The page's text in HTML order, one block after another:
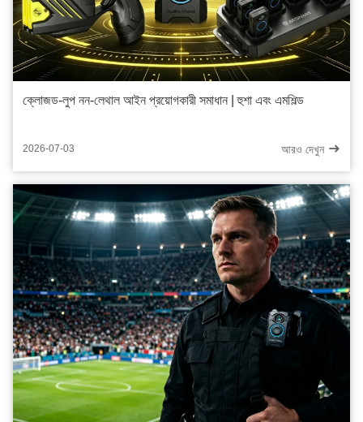
ক্লোজড-লুপ নন-লেথাল আইন প্রয়োগকারী সমাধান | হুশা এবং এমশিল্ড
2026-07-03 আরও দেখুন